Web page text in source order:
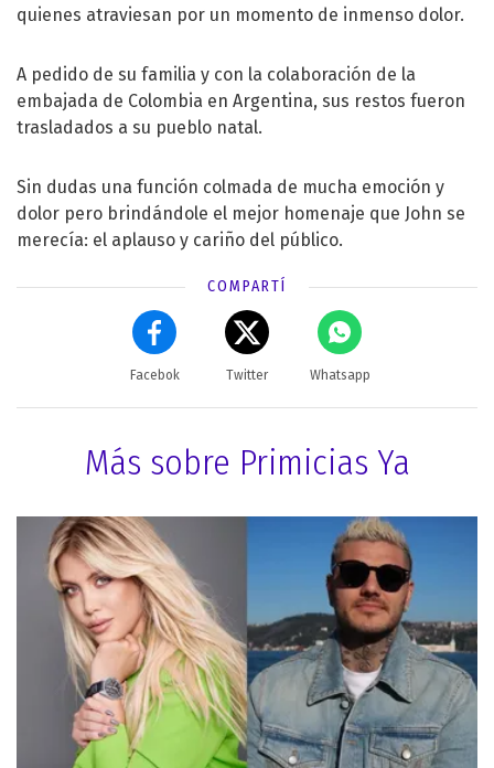
quienes atraviesan por un momento de inmenso dolor.
A pedido de su familia y con la colaboración de la
embajada de Colombia en Argentina, sus restos fueron
trasladados a su pueblo natal.
Sin dudas una función colmada de mucha emoción y
dolor pero brindándole el mejor homenaje que John se
merecía: el aplauso y cariño del público.
COMPARTÍ
Facebok Twitter Whatsapp
Más sobre Primicias Ya